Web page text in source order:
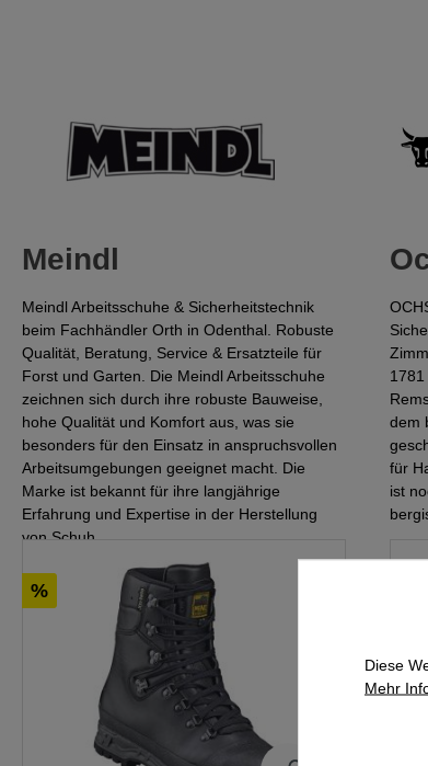
Meindl
Meindl Arbeitsschuhe & Sicherheitstechnik
beim Fachhändler Orth in Odenthal. Robuste
Qualität, Beratung, Service & Ersatzteile für
Forst und Garten. Die Meindl Arbeitsschuhe
zeichnen sich durch ihre robuste Bauweise,
hohe Qualität und Komfort aus, was sie
besonders für den Einsatz in anspruchsvollen
Arbeitsumgebungen geeignet macht. Die
Marke ist bekannt für ihre langjährige
Erfahrung und Expertise in der Herstellung
von Schuh...
ZUR KATEGORIE
%
dem
für
ist
Diese
Mehr